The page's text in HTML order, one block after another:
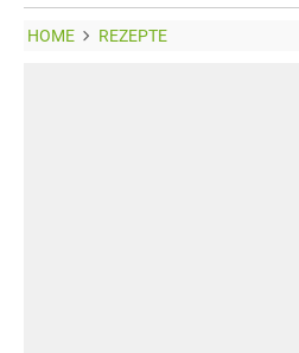
HOME REZEPTE